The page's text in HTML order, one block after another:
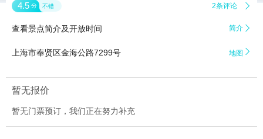
4.5 分 不错 2条评论 
查看景点简介及开放时间 简介 
上海市奉贤区金海公路7299号 地图 
暂无报价
暂无门票预订，我们正在努力补充